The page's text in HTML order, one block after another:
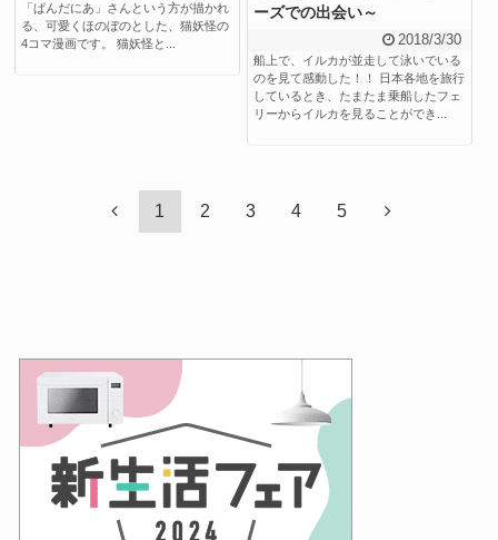
「ぱんだにあ」さんという方が描かれ
る、可愛くほのぼのとした、猫妖怪の
4コマ漫画です。 猫妖怪と...
ーズでの出会い～
2018/3/30
船上で、イルカが並走して泳いでいる
のを見て感動した！！ 日本各地を旅行
しているとき、たまたま乗船したフェ
リーからイルカを見ることができ...
1 2 3 4 5